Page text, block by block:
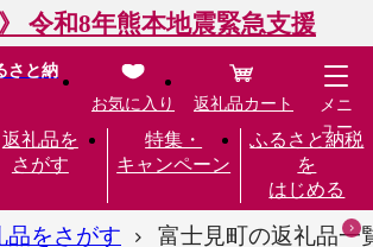
》 令和8年熊本地震緊急支援
さと納
返礼品を
さがす
特集・
キャンペーン
ふるさと納税
を
はじめる
お気に入り 返礼品カート
メニ
ュー
品をさがす 富士見町の返礼品一